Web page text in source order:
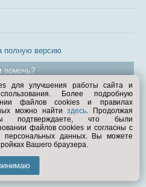
полную версию
помочь?
1998—2026
для улучшения работы сайта и
Более подробную
файлов cookies и правилах
можно найтиздесь. Продолжая
подтверждаете, что были
файлов cookies и согласны с
персональных данных. Вы можете
Вашего браузера.